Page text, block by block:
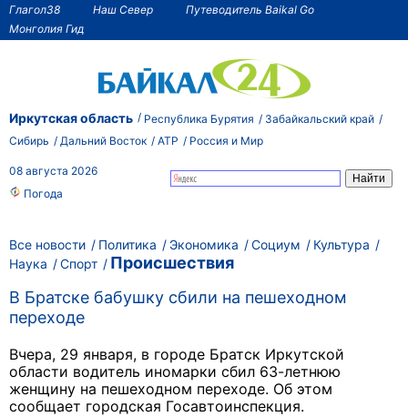
Глагол38 Наш Север
Путеводитель Baikal Go
Монголия Гид
Иркутская область Республика Бурятия
Забайкальский край
Сибирь
Дальний Восток АТР Россия и Мир
08 августа 2026
Погода
Все новости Политика Экономика Социум
Культура
Наука
Спорт
Происшествия
В Братске бабушку сбили на пешеходном
переходе
Вчера, 29 января, в городе Братск Иркутской
области водитель иномарки сбил 63-летнюю
женщину на пешеходном переходе. Об этом
сообщает городская Госавтоинспекция.